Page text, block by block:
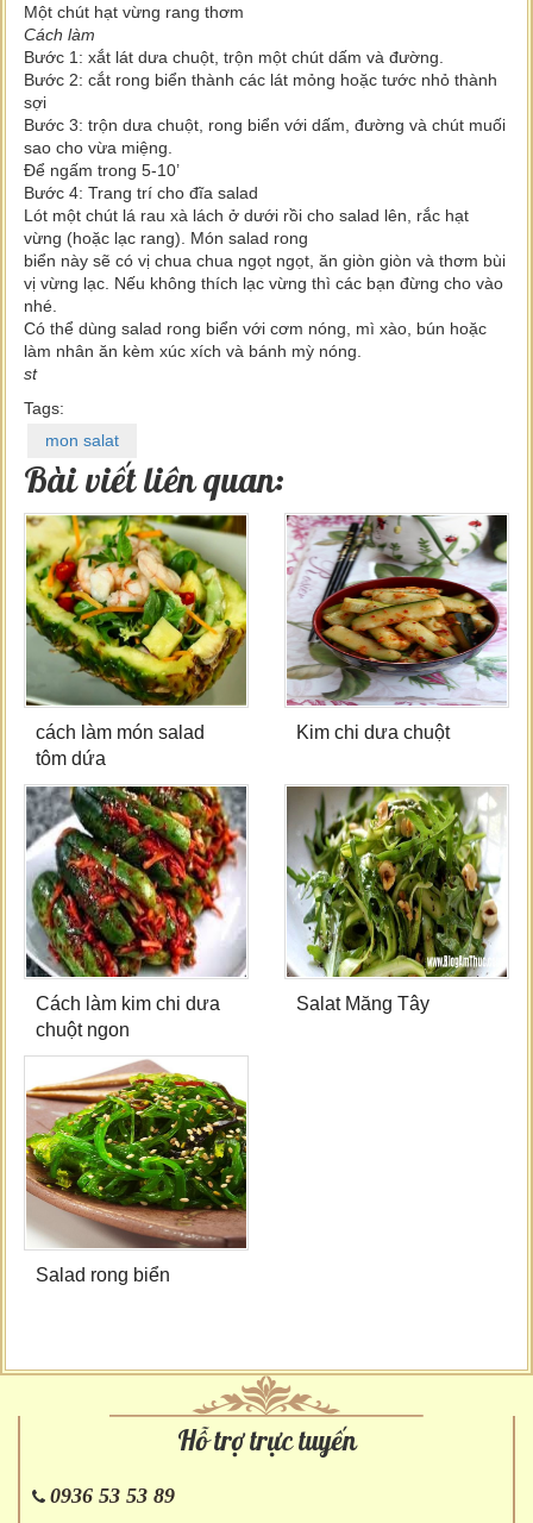
Một chút hạt vừng rang thơm
Cách làm
Bước 1: xắt lát dưa chuột, trộn một chút dấm và đường.
Bước 2: cắt rong biển thành các lát mỏng hoặc tước nhỏ thành
sợi
Bước 3: trộn dưa chuột, rong biển với dấm, đường và chút muối
sao cho vừa miệng.
Để ngấm trong 5-10’
Bước 4: Trang trí cho đĩa salad
Lót một chút lá rau xà lách ở dưới rồi cho salad lên, rắc hạt
vừng (hoặc lạc rang). Món salad rong
biển này sẽ có vị chua chua ngọt ngọt, ăn giòn giòn và thơm bùi
vị vừng lạc. Nếu không thích lạc vừng thì các bạn đừng cho vào
nhé.
Có thể dùng salad rong biển với cơm nóng, mì xào, bún hoặc
làm nhân ăn kèm xúc xích và bánh mỳ nóng.
st
Tags:
mon salat
Bài viết liên quan:
cách làm món salad
tôm dứa
Kim chi dưa chuột
Cách làm kim chi dưa
chuột ngon
Salat Măng Tây
Salad rong biển
Hỗ trợ trực tuyến
0936 53 53 89